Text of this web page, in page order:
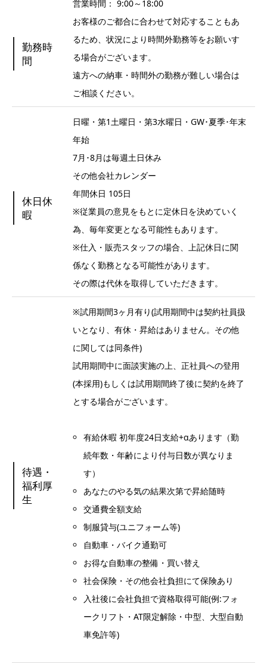
勤務時
間
営業時間： 9:00～18:00
お客様のご都合に合わせて対応することもあ
るため、状況により時間外勤務等をお願いす
る場合がございます。
遠方への納車・時間外の勤務が難しい場合は
ご相談ください。
休日休
暇
日曜・第1土曜日・第3水曜日・GW･夏季･年末
年始
7月･8月は毎週土日休み
その他会社カレンダー
年間休日 105日
※従業員の意見をもとに定休日を決めていく
為、毎年変更となる可能性もあります。
※仕入・販売スタッフの場合、上記休日に関
係なく勤務となる可能性があります。
その際は代休を取得していただきます。
待遇・
福利厚
生
※試用期間3ヶ月有り(試用期間中は契約社員扱
いとなり、有休・昇給はありません。その他
に関しては同条件)
試用期間中に面談実施の上、正社員への登用
(本採用)もしくは試用期間終了後に契約を終了
とする場合がございます。
有給休暇 初年度24日支給+αあります（勤
続年数・年齢により付与日数が異なりま
す）
あなたのやる気の結果次第で昇給随時
交通費全額支給
制服貸与(ユニフォーム等)
自動車・バイク通勤可
お得な自動車の整備・買い替え
社会保険・その他会社負担にて保険あり
入社後に会社負担で資格取得可能(例:フォ
ークリフト・AT限定解除・中型、大型自動
車免許等)